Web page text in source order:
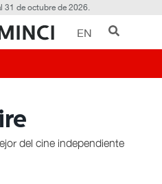
31 de octubre de 2026.
EN
del cine independiente